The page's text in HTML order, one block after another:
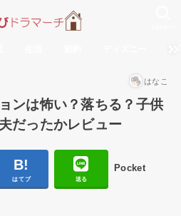
はなこ
ンは怖い？落ちる？子供
だったかレビュー
はてブ 送る
Pocket